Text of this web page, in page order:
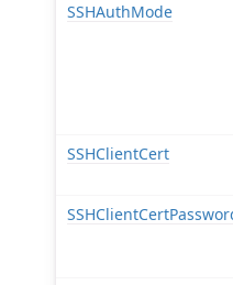
SSHAuthMode
SSHClientCert